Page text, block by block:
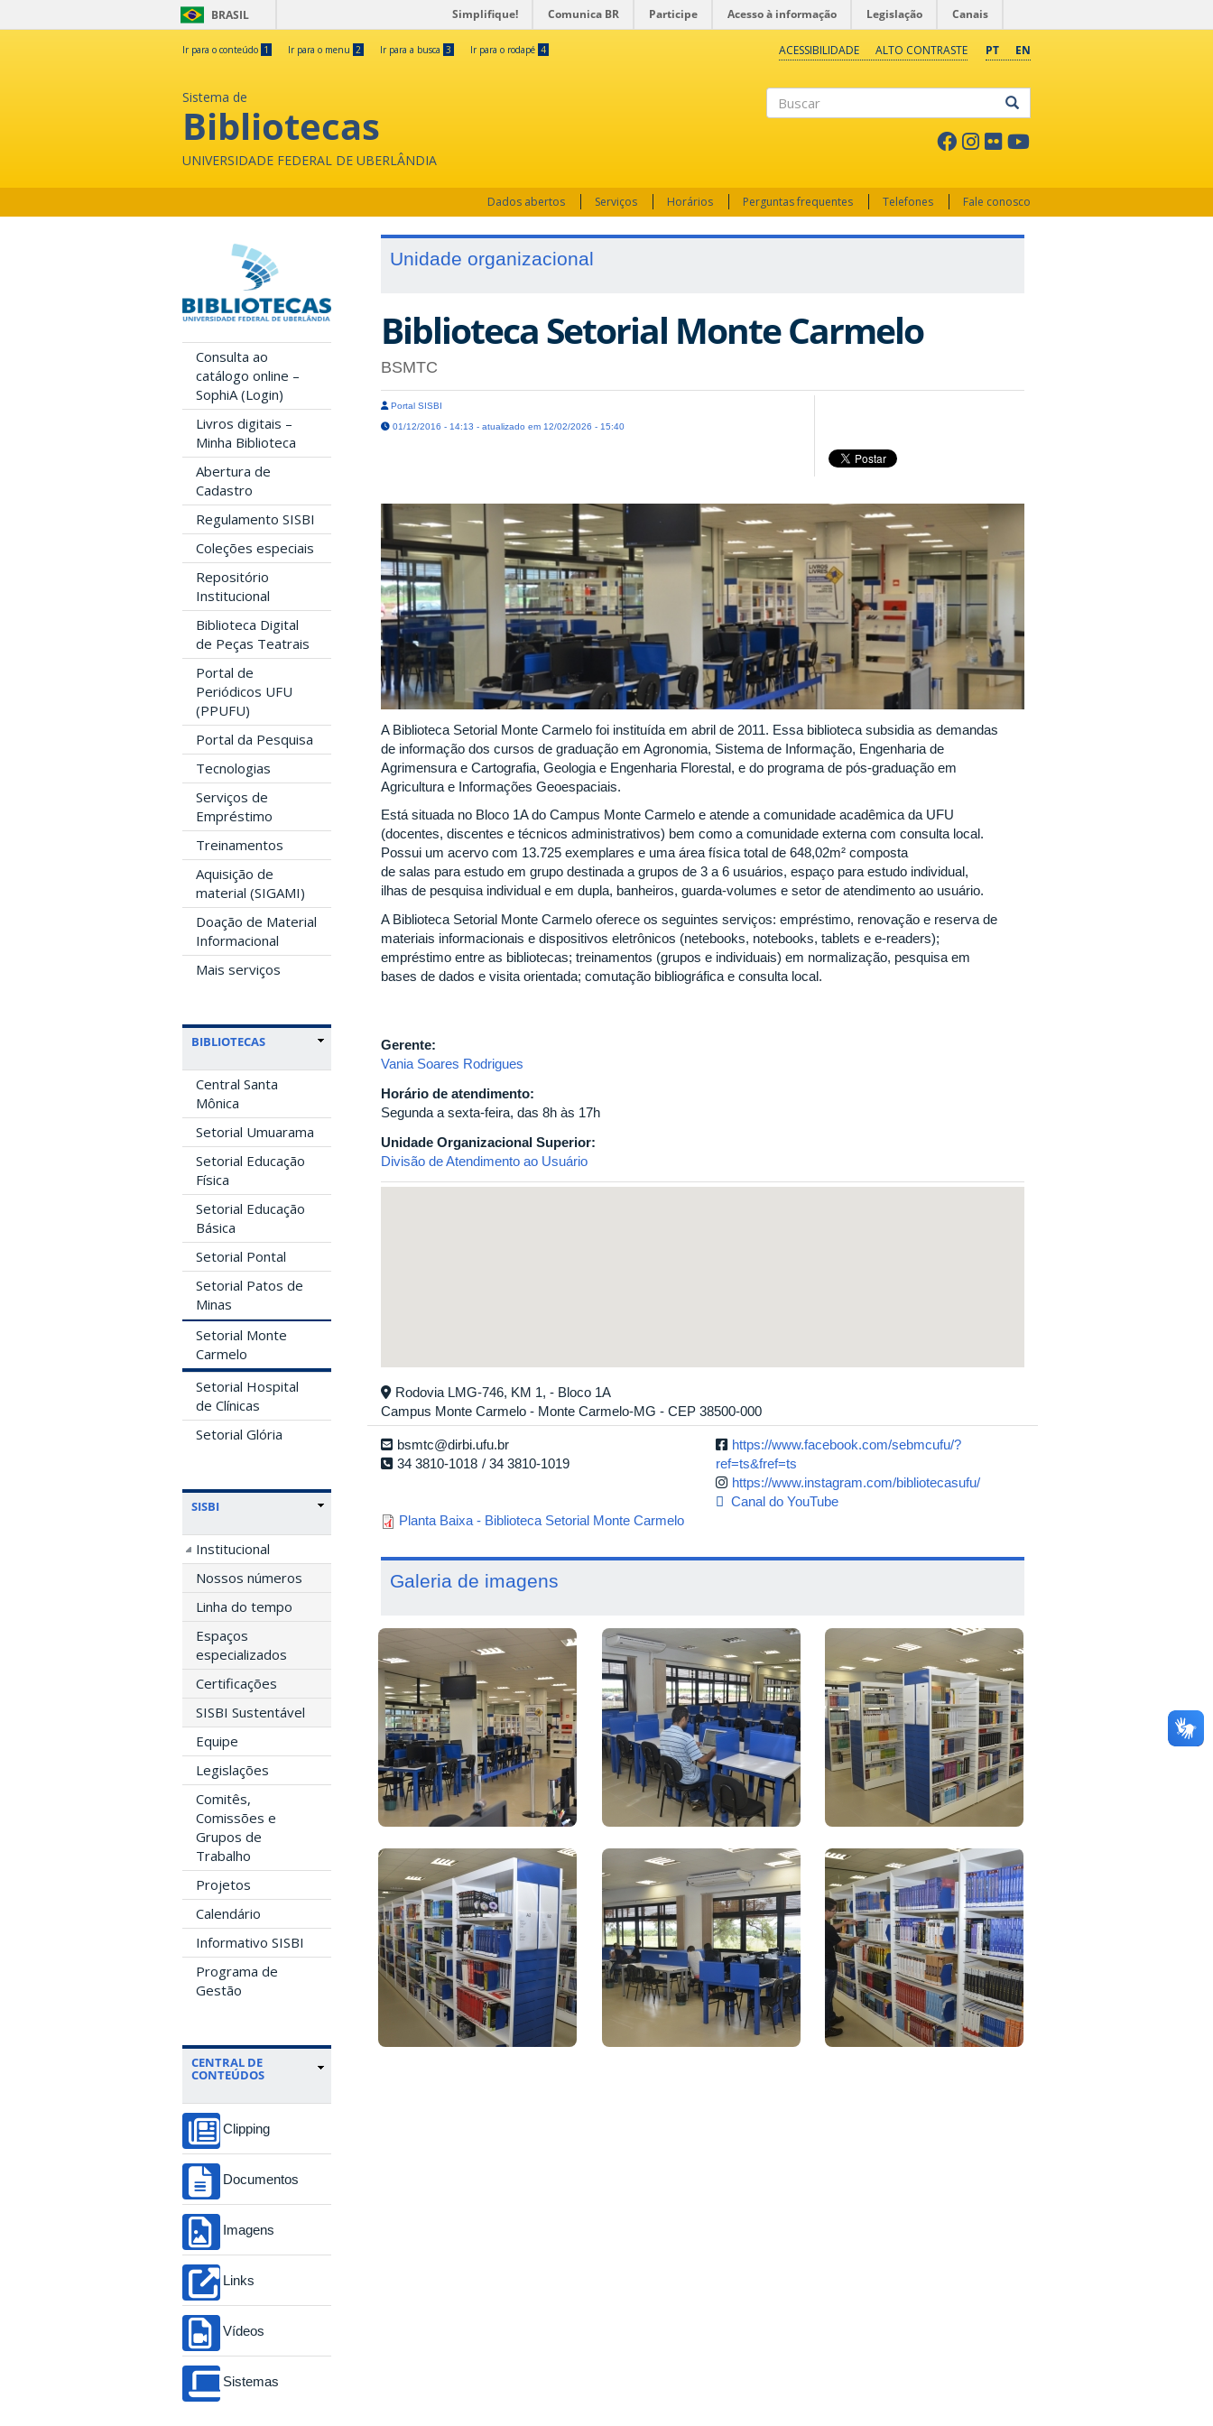
BRASIL Simplifique! Comunica BR Participe Acesso à informação Legislação Canais
Ir para o conteúdo 1 Ir para o menu 2 Ir para a busca 3 Ir para o rodapé 4 PT EN
ACESSIBILIDADE ALTO CONTRASTE
Sistema de
Bibliotecas
UNIVERSIDADE FEDERAL DE UBERLÂNDIA
Dados abertos Serviços Horários Perguntas frequentes Telefones Fale conosco
Consulta ao
catálogo online –
SophiA (Login)
Livros digitais –
Minha Biblioteca
Abertura de
Cadastro
Regulamento SISBI
Coleções especiais
Repositório
Institucional
Biblioteca Digital
de Peças Teatrais
Portal de
Periódicos UFU
(PPUFU)
Portal da Pesquisa
Tecnologias
Serviços de
Empréstimo
Treinamentos
Aquisição de
material (SIGAMI)
Doação de Material
Informacional
Mais serviços
BIBLIOTECAS
Central Santa
Mônica
Setorial Umuarama
Setorial Educação
Física
Setorial Educação
Básica
Setorial Pontal
Setorial Patos de
Minas
Setorial Monte
Carmelo
Setorial Hospital
de Clínicas
Setorial Glória
SISBI
Institucional
Nossos números
Linha do tempo
Espaços
especializados
Certificações
SISBI Sustentável
Equipe
Legislações
Comitês,
Comissões e
Grupos de
Trabalho
Projetos
Calendário
Informativo SISBI
Programa de
Gestão
CENTRAL DE
CONTEÚDOS
Clipping
Documentos
Imagens
Links
Vídeos
Sistemas
Unidade organizacional
Biblioteca Setorial Monte Carmelo
BSMTC
Portal SISBI
01/12/2016 - 14:13 - atualizado em 12/02/2026 - 15:40
A Biblioteca Setorial Monte Carmelo foi instituída em abril de 2011. Essa biblioteca subsidia as demandas
de informação dos cursos de graduação em Agronomia, Sistema de Informação, Engenharia de
Agrimensura e Cartografia, Geologia e Engenharia Florestal, e do programa de pós-graduação em
Agricultura e Informações Geoespaciais.
Está situada no Bloco 1A do Campus Monte Carmelo e atende a comunidade acadêmica da UFU
(docentes, discentes e técnicos administrativos) bem como a comunidade externa com consulta local.
Possui um acervo com 13.725 exemplares e uma área física total de 648,02m² composta
de salas para estudo em grupo destinada a grupos de 3 a 6 usuários, espaço para estudo individual,
ilhas de pesquisa individual e em dupla, banheiros, guarda-volumes e setor de atendimento ao usuário.
A Biblioteca Setorial Monte Carmelo oferece os seguintes serviços: empréstimo, renovação e reserva de
materiais informacionais e dispositivos eletrônicos (netebooks, notebooks, tablets e e-readers);
empréstimo entre as bibliotecas; treinamentos (grupos e individuais) em normalização, pesquisa em
bases de dados e visita orientada; comutação bibliográfica e consulta local.
Gerente:
Vania Soares Rodrigues
Horário de atendimento:
Segunda a sexta-feira, das 8h às 17h
Unidade Organizacional Superior:
Divisão de Atendimento ao Usuário
Rodovia LMG-746, KM 1, - Bloco 1A
Campus Monte Carmelo - Monte Carmelo-MG - CEP 38500-000
bsmtc@dirbi.ufu.br
34 3810-1018
34 3810-1019
https://www.facebook.com/sebmcufu/?
ref=ts&fref=ts
https://www.instagram.com/bibliotecasufu/
Canal do YouTube
Planta Baixa - Biblioteca Setorial Monte Carmelo
Galeria de imagens